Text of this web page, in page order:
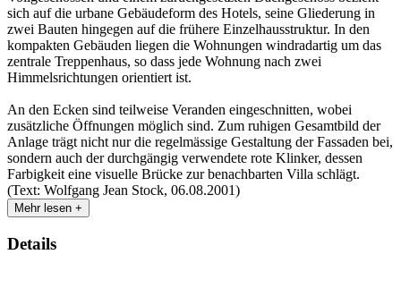
sich auf die urbane Gebäudeform des Hotels, seine Gliederung in
zwei Bauten hingegen auf die frühere Einzelhausstruktur. In den
kompakten Gebäuden liegen die Wohnungen windradartig um das
zentrale Treppenhaus, so dass jede Wohnung nach zwei
Himmelsrichtungen orientiert ist.
An den Ecken sind teilweise Veranden eingeschnitten, wobei
zusätzliche Öffnungen möglich sind. Zum ruhigen Gesamtbild der
Anlage trägt nicht nur die regelmässige Gestaltung der Fassaden bei,
sondern auch der durchgängig verwendete rote Klinker, dessen
Farbigkeit eine visuelle Brücke zur benachbarten Villa schlägt.
(Text: Wolfgang Jean Stock, 06.08.2001)
Mehr lesen +
Details